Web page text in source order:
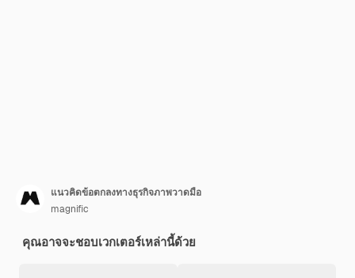
แนวคิดข้อตกลงทางธุรกิจภาพวาดมือ
magnific
คุณอาจจะชอบเวกเตอร์เหล่านี้ด้วย